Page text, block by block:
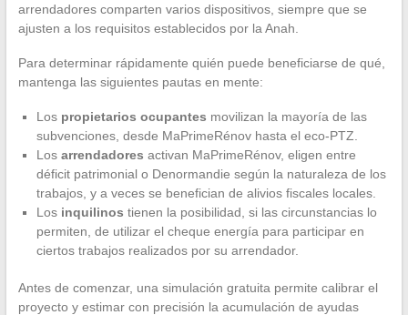
arrendadores comparten varios dispositivos, siempre que se
ajusten a los requisitos establecidos por la Anah.
Para determinar rápidamente quién puede beneficiarse de qué,
mantenga las siguientes pautas en mente:
Los propietarios ocupantes movilizan la mayoría de las
subvenciones, desde MaPrimeRénov hasta el eco-PTZ.
Los arrendadores activan MaPrimeRénov, eligen entre
déficit patrimonial o Denormandie según la naturaleza de los
trabajos, y a veces se benefician de alivios fiscales locales.
Los inquilinos tienen la posibilidad, si las circunstancias lo
permiten, de utilizar el cheque energía para participar en
ciertos trabajos realizados por su arrendador.
Antes de comenzar, una simulación gratuita permite calibrar el
proyecto y estimar con precisión la acumulación de ayudas